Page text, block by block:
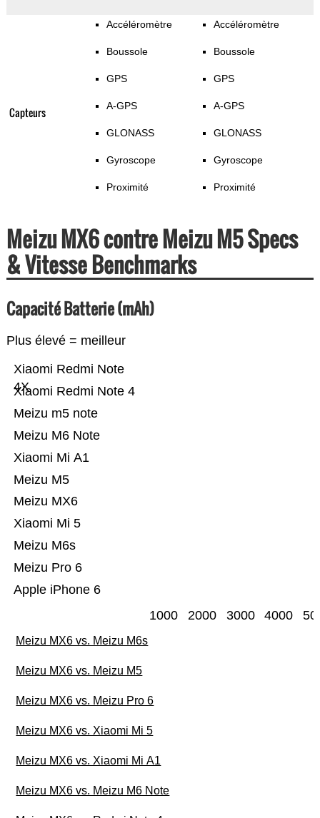
Capteurs
Accéléromètre
Boussole
GPS
A-GPS
GLONASS
Gyroscope
Proximité
Accéléromètre
Boussole
GPS
A-GPS
GLONASS
Gyroscope
Proximité
Meizu MX6 contre Meizu M5 Specs
& Vitesse Benchmarks
Capacité Batterie (mAh)
Plus élevé = meilleur
Apple iPhone 6
Meizu Pro 6
Meizu M6s
Xiaomi Mi 5
Meizu MX6
Meizu M5
Xiaomi Mi A1
Meizu M6 Note
Meizu m5 note
Xiaomi Redmi Note 4
Xiaomi Redmi Note
4X
1000 2000 3000 4000
Meizu MX6 vs. Meizu M6s
Meizu MX6 vs. Meizu M5
Meizu MX6 vs. Meizu Pro 6
Meizu MX6 vs. Xiaomi Mi 5
Meizu MX6 vs. Xiaomi Mi A1
Meizu MX6 vs. Meizu M6 Note